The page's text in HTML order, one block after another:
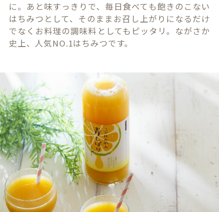
に。あと味すっきりで、毎日食べても飽きのこない
はちみつとして、そのままお召し上がりになるだけ
でなくお料理の調味料としてもピッタリ。ながさか
史上、人気NO.1はちみつです。